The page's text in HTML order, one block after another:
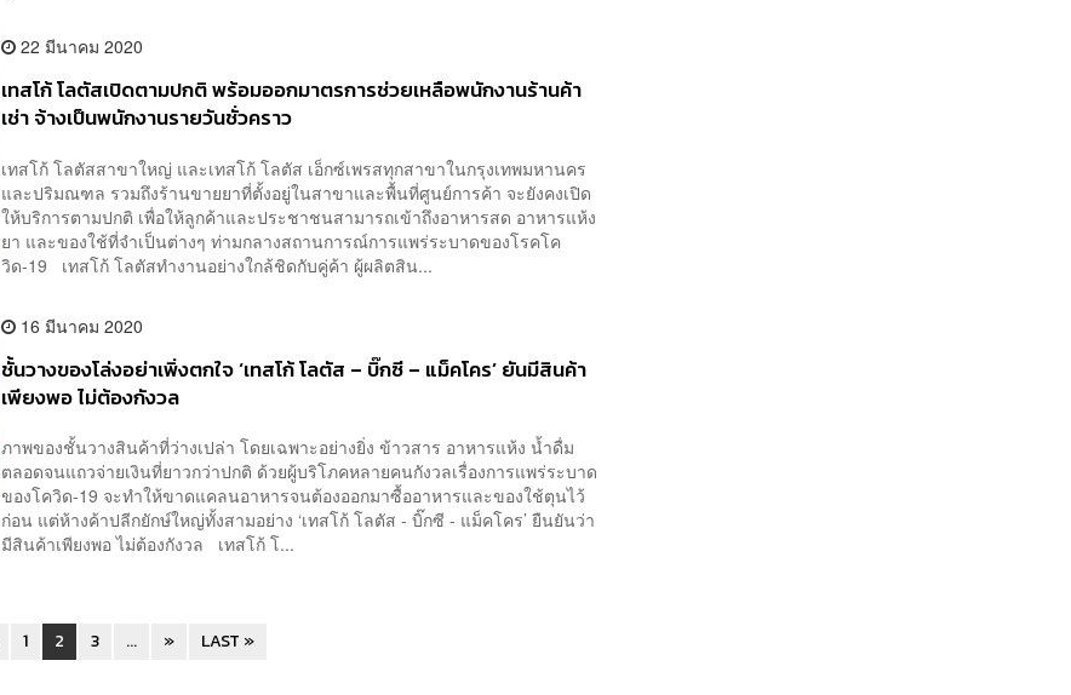
22 มีนาคม 2020
เทสโก้ โลตัสเปิดตามปกติ พร้อมออกมาตรการช่วยเหลือพนักงานร้านค้า
เช่า จ้างเป็นพนักงานรายวันชั่วคราว
เทสโก้ โลตัสสาขาใหญ่ และเทสโก้ โลตัส เอ็กซ์เพรสทุกสาขาในกรุงเทพมหานคร
และปริมณฑล รวมถึงร้านขายยาที่ตั้งอยู่ในสาขาและพื้นที่ศูนย์การค้า จะยังคงเปิด
ให้บริการตามปกติ เพื่อให้ลูกค้าและประชาชนสามารถเข้าถึงอาหารสด อาหารแห้ง
ยา และของใช้ที่จำเป็นต่างๆ ท่ามกลางสถานการณ์การแพร่ระบาดของโรคโค
วิด-19 เทสโก้ โลตัสทำงานอย่างใกล้ชิดกับคู่ค้า ผู้ผลิตสิน...
16 มีนาคม 2020
ชั้นวางของโล่งอย่าเพิ่งตกใจ ‘เทสโก้ โลตัส – บิ๊กซี – แม็คโคร’ ยันมีสินค้า
เพียงพอ ไม่ต้องกังวล
ภาพของชั้นวางสินค้าที่ว่างเปล่า โดยเฉพาะอย่างยิ่ง ข้าวสาร อาหารแห้ง น้ำดื่ม
ตลอดจนแถวจ่ายเงินที่ยาวกว่าปกติ ด้วยผู้บริโภคหลายคนกังวลเรื่องการแพร่ระบาด
ของโควิด-19 จะทำให้ขาดแคลนอาหารจนต้องออกมาซื้ออาหารและของใช้ตุนไว้
ก่อน แต่ห้างค้าปลีกยักษ์ใหญ่ทั้งสามอย่าง ‘เทสโก้ โลตัส - บิ๊กซี - แม็คโคร’ ยืนยันว่า
มีสินค้าเพียงพอ ไม่ต้องกังวล เทสโก้ โ...
1 2 3 ... » LAST »